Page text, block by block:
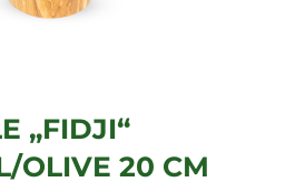
„FIDJI“
OLIVE 20 CM